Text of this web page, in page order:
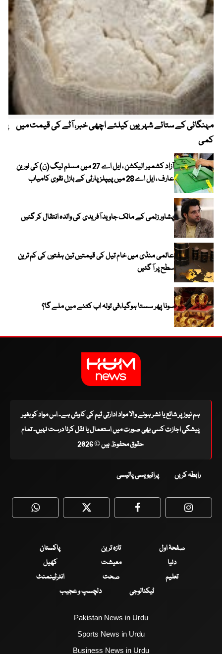
مہنگائی کے ستائے شہریوں کیلئے اچھی خبر، آٹے کی قیمت میں
کمی
آزاد کشمیر الیکشن ، ایل اے 27 میں مسلم لیگ (ن) کی نورین
عارف ، ایل اے 28 میں پیپلز پارٹی کے بازل نقوی کامیاب
پشاور زلمی کے مالک جاوید آفریدی کی والدہ انتقال کر گئیں
عالمی منڈی میں خام تیل کی قیمتیں تین ہفتوں کی کم ترین
سطح پر آ گئیں
سونا پھر سستا ہوگیا،فی تولہ اب کتنے میں ملے گا؟
ہم نیوز پر شائع یا نشر ہونے والا مواد ادارتی ٹیم کی کاوش ہے۔ اس مواد کو بغیر
پیشگی اجازت کسی بھی صورت میں استعمال یا نقل کرنا درست نہیں۔ تمام
حقوق محفوظ ہیں © 2026
رابطہ کریں پرائیویسی پالیسی
WhatsApp Twitter Facebook
صفحۂ اول تازہ ترین
پاکستان
دنیا
معیشت
کھیل
تعلیم
صحت
انٹرٹینمنٹ
ٹیکنالوجی
دلچسپ و عجیب
Pakistan News in Urdu
Sports News in Urdu
Business News in Urdu